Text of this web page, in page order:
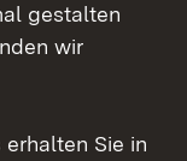
gestalten
wir
Sie in